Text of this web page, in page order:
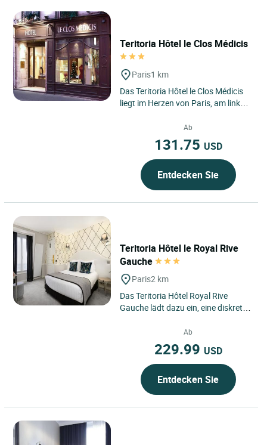
Teritoria Hôtel le Clos Médicis
Paris1 km
Das Teritoria Hôtel le Clos Médicis
liegt im Herzen von Paris, am linken
Ab
131.75 USD
Entdecken Sie
Teritoria Hôtel le Royal Rive
Gauche
Paris2 km
Das Teritoria Hôtel Royal Rive
Gauche lädt dazu ein, eine diskrete
Arrondissements von Paris...
Ab
229.99 USD
Entdecken Sie